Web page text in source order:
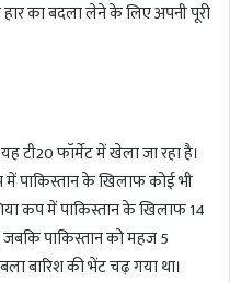
का बदला लेने के लिए अपनी पूरी
टी20 फॉर्मेट में खेला जा रहा है।
में पाकिस्तान के खिलाफ कोई भी
कप में पाकिस्तान के खिलाफ 14
पाकिस्तान को महज 5
बारिश की भेंट चढ़ गया था।